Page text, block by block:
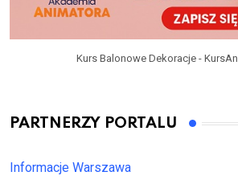
Kurs Balonowe Dekoracje -
PARTNERZY PORTALU
Informacje Warszawa